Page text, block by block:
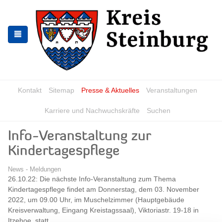
springen
springen
Kontakt Sitemap Presse & Aktuelles Veranstaltungen
Karriere und Nachwuchskräfte Suchen
Info-Veranstaltung zur
Kindertagespflege
News - Meldungen
26.10.22: Die nächste Info-Veranstaltung zum Thema
Kindertagespflege findet am Donnerstag, dem 03. November
2022, um 09.00 Uhr, im Muschelzimmer (Hauptgebäude
Kreisverwaltung, Eingang Kreistagssaal), Viktoriastr. 19-18 in